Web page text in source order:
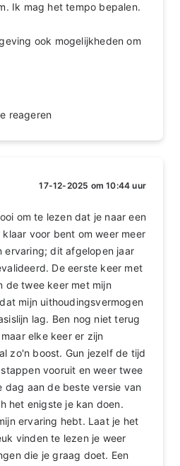
Ik mag het tempo bepalen.
ook mogelijkheden om
reageren
17-12-2025 om 10:44 uur
om te lezen dat je naar een
voor bent om weer meer
ervaring; dit afgelopen jaar
De eerste keer met
de twee keer met mijn
mijn uithoudingsvermogen
lag. Ben nog niet terug
elke keer er zijn
zo'n boost. Gun jezelf de tijd
vooruit en weer twee
dag aan de beste versie van
het enigste je kan doen.
ervaring hebt. Laat je het
vinden te lezen je weer
die je graag doet. Een